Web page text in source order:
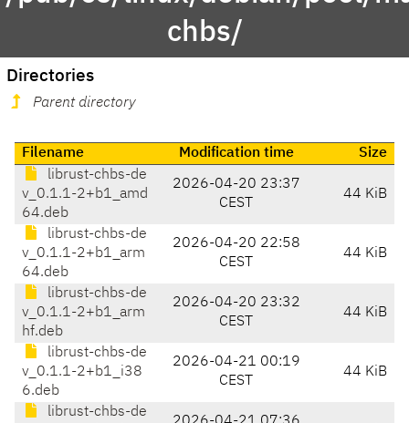
chbs/
Directories
Parent directory
Filename Modification time
Size
librust-chbs-de
v_0.1.1-2+b1_amd
64.deb
2026-04-20 23:37
CEST
44 KiB
librust-chbs-de
v_0.1.1-2+b1_arm
64.deb
2026-04-20 22:58
CEST
44 KiB
librust-chbs-de
v_0.1.1-2+b1_arm
hf.deb
2026-04-20 23:32
CEST
44 KiB
librust-chbs-de
v_0.1.1-2+b1_i38
6.deb
2026-04-21 00:19
CEST
44 KiB
librust-chbs-de